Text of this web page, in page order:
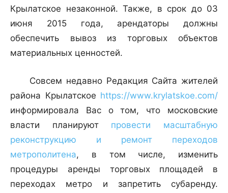
Крылатское незаконной. Также, в срок до 03
июня 2015 года, арендаторы должны
обеспечить вывоз из торговых объектов
материальных ценностей.
Совсем недавно Редакция Сайта жителей
района Крылатское https://www.krylatskoe.com/
информировала Вас о том, что московские
власти планируют провести масштабную
реконструкцию и ремонт переходов
метрополитена, в том числе, изменить
процедуры аренды торговых площадей в
переходах метро и запретить субаренду.